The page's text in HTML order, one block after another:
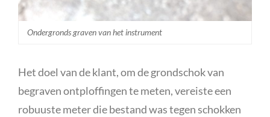
Ondergronds graven van het instrument
Het doel van de klant, om de grondschok van
begraven ontploffingen te meten, vereiste een
robuuste meter die bestand was tegen schokken